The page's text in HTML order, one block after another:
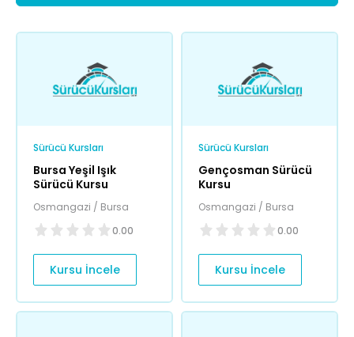
Sürücü Kursları
Bursa Yeşil Işık
Sürücü Kursu
Osmangazi / Bursa
0.00
Kursu İncele
Sürücü Kursları
Gençosman Sürücü
Kursu
Osmangazi / Bursa
0.00
Kursu İncele